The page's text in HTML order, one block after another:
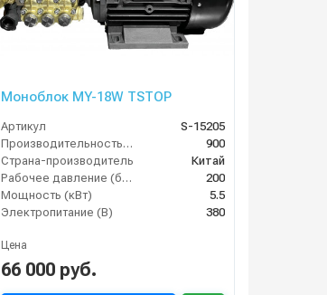
Моноблок MY-18W TSTOP
Артикул
S-15205
Производительность (л/ч)
900
Страна-производитель
Китай
Рабочее давление (бар)
200
Мощность (кВт)
5.5
Электропитание (В)
380
Цена
66 000 руб.